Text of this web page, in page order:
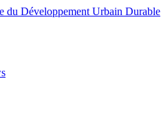
du Développement Urbain Durable